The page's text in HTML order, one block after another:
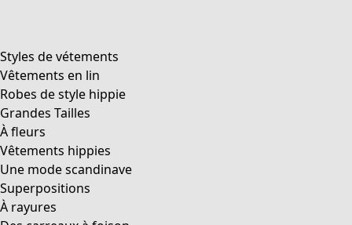
Styles de vétements
Vêtements en lin
Robes de style hippie
Grandes Tailles
À fleurs
Vêtements hippies
Une mode scandinave
Superpositions
À rayures